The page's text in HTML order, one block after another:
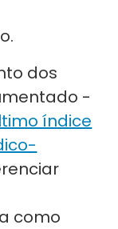
dos
-
índice
como